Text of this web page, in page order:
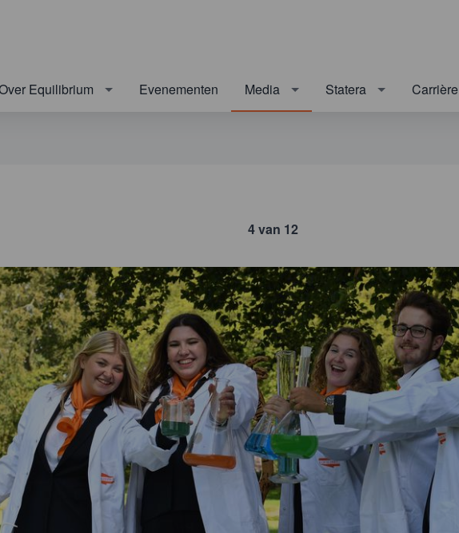
Equilibrium Evenementen Media Statera Carrière
4 van 12